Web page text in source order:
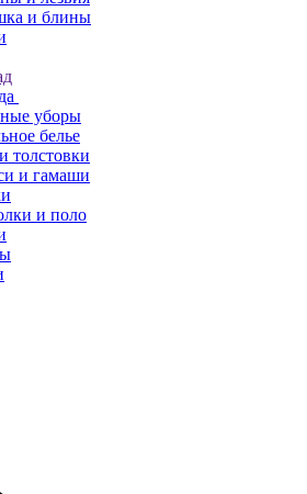
и блины
уборы
белье
толстовки
и гамаши
и поло